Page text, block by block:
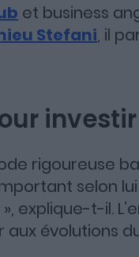
et business
Stefani, il
rigoureuse
selon lui
explique-t-il.
évolutions